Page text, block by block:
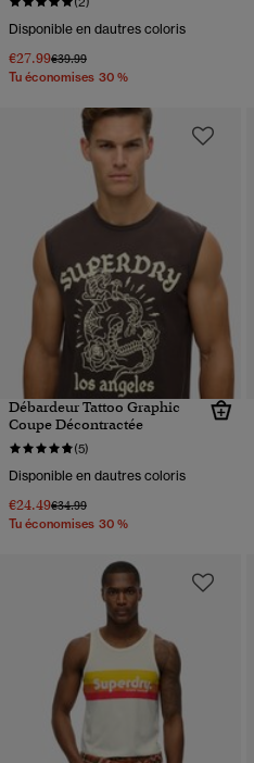
Disponible en dautres coloris
€27.99Prix réduit de
€39.99à
Tu économises 30 %
Débardeur Tattoo Graphic
Coupe Décontractée
(5)
Disponible en dautres coloris
€24.49Prix réduit de
€34.99à
Tu économises 30 %